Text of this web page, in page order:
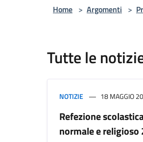
Home > Argomenti >
Tutte le
NOTIZIE 18 MAGGIO
Refezione
normale e religioso